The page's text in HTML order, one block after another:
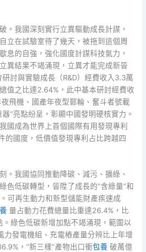
。我國深刻實行立異驅動成長計謀，
立在試驗室待了幾天，被拖到這個周
息的自強，強化國度計謀科技氣力，
異結果不竭涌現，立異才能完成新晉
討與實驗成長（R&D）經費收入3.3萬
值之比達2.64%，此中基本研討經費收
飛機、國產年夜型郵輪、奮斗者號載
”亮點紛呈，彰顯中國發明硬核實力。
國成為世界上首個國際有用發現專利
的國度，低價值發現專利占比跨越四
。我國協同推動降碳、減污、擴綠、
色低碳轉型，晉陞了成長的“含綠量”和
可再生動力和新型儲能財產疾速成
量占動力花費總量比重達26.4%，比
。綠色低碳新增加點不竭涌現，範圍以
力發電機組、充電樁產量分辨比上年增
，“新三樣”產物出口衝包養 破萬億